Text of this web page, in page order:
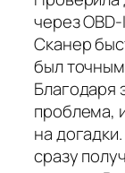
через
Сканер
был
Благодаря
проблема,
на
сразу